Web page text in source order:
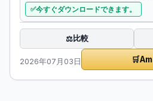
今すぐダウンロードできます。
⚖️比較
2026年07月03日 🛒